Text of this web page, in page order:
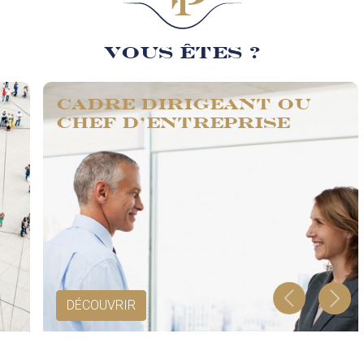
Vous êtes ?
Cadre dirigeant ou
chef d'entreprise
DÉCOUVRIR